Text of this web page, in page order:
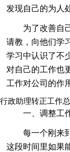
发现自己的为人
为了改善自
请教，向他们学
学习中认识了不
对自己的工作也
工作对公司的作
行政助理转正工作
一、调整工
每一个刚来
这段时间里如果